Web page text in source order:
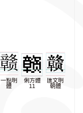
一點明
體
俐方體
11
匯文明
朝體